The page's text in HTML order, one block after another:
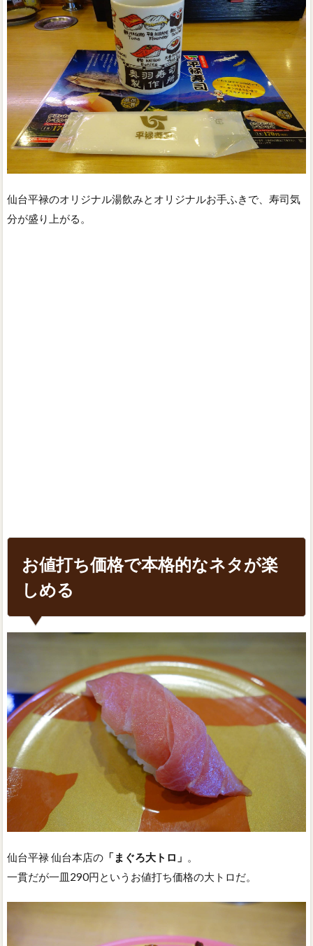
仙台平禄のオリジナル湯飲みとオリジナルお手ふきで、寿司気
分が盛り上がる。
お値打ち価格で本格的なネタが楽
しめる
仙台平禄 仙台本店の 「まぐろ大トロ」 。
一貫だが一皿290円というお値打ち価格の大トロだ。